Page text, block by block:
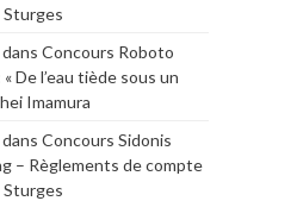
Sturges
dans Concours Roboto
De l’eau tiède sous un
Imamura
dans Concours Sidonis
– Règlements de compte
Sturges